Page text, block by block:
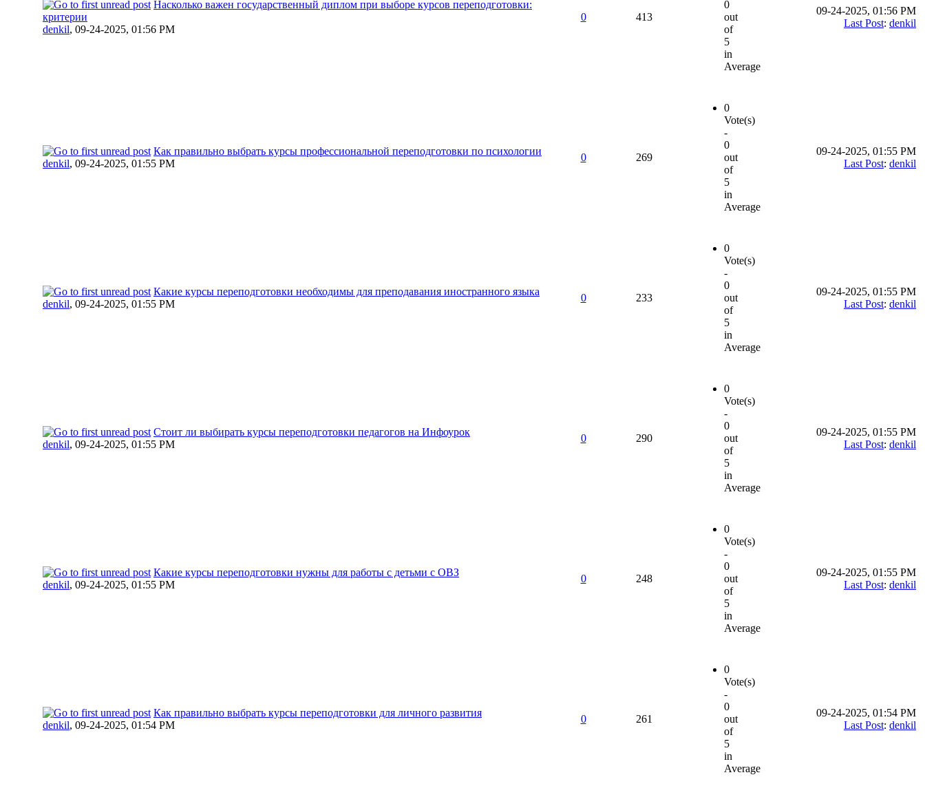
Насколько важен государственный диплом при выборе курсов переподготовки:
критерии
denkil, 09-24-2025, 01:56 PM
0 413
0
out
of
5
in
Average
09-24-2025, 01:56 PM
Last Post: denkil
Как правильно выбрать курсы профессиональной переподготовки по психологии
denkil, 09-24-2025, 01:55 PM
0 269
0
Vote(s)
-
0
out
of
5
in
Average
09-24-2025, 01:55 PM
Last Post: denkil
Какие курсы переподготовки необходимы для преподавания иностранного языка
denkil, 09-24-2025, 01:55 PM
0 233
0
Vote(s)
-
0
out
of
5
in
Average
09-24-2025, 01:55 PM
Last Post: denkil
Стоит ли выбирать курсы переподготовки педагогов на Инфоурок
denkil, 09-24-2025, 01:55 PM
0 290
0
Vote(s)
-
0
out
of
5
in
Average
09-24-2025, 01:55 PM
Last Post: denkil
Какие курсы переподготовки нужны для работы с детьми с ОВЗ
denkil, 09-24-2025, 01:55 PM
0 248
0
Vote(s)
-
0
out
of
5
in
Average
09-24-2025, 01:55 PM
Last Post: denkil
Как правильно выбрать курсы переподготовки для личного развития
denkil, 09-24-2025, 01:54 PM
0 261
0
Vote(s)
-
0
out
of
5
in
Average
09-24-2025, 01:54 PM
Last Post: denkil